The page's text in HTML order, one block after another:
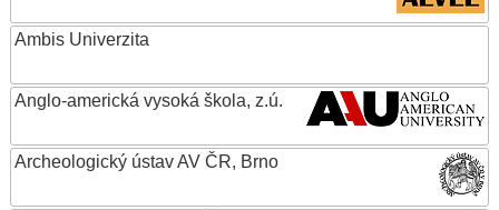
Ambis Univerzita
Anglo-americká vysoká škola, z.ú.
Archeologický ústav AV ČR, Brno